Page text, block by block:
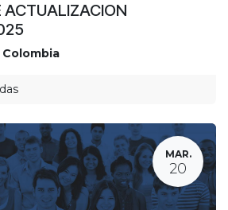
ACTUALIZACION
Colombia
MAR.
20